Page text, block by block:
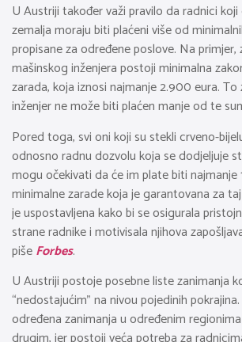
U Austriji također važi pravilo da radnici
zemalja moraju biti plaćeni više od
propisane za određene poslove. Na primjer,
mašinskog inženjera postoji minimalna
zarada, koja iznosi najmanje 2.900 eura. To
inženjer ne može biti plaćen manje od te
Pored toga, svi oni koji su stekli crveno-
odnosno radnu dozvolu koja se dodjeljuje
mogu očekivati da će im plate biti
minimalne zarade koja je garantovana za
je uspostavljena kako bi se osigurala
strane radnike i motivisala njihova
pišeForbes.
U Austriji postoje posebne liste zanimanja
“nedostajućim” na nivou pojedinih
određena zanimanja u određenim